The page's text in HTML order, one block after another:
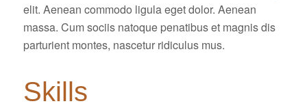
elit. Aenean commodo ligula eget dolor. Aenean
massa. Cum sociis natoque penatibus et magnis dis
parturient montes, nascetur ridiculus mus.
Skills